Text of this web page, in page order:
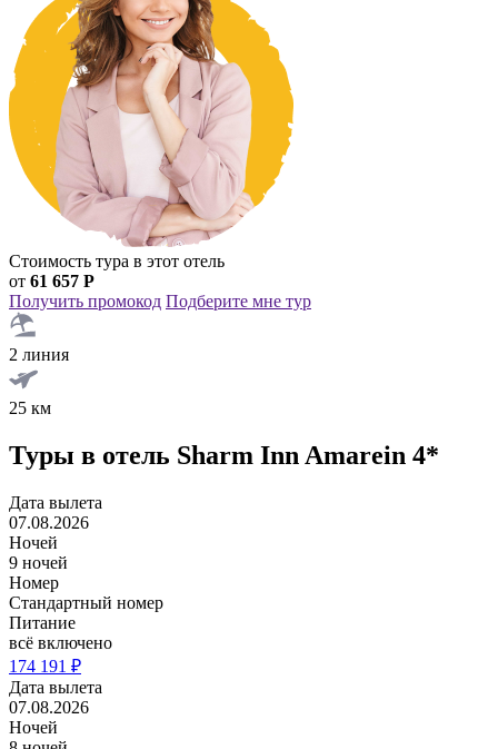
Стоимость тура в этот отель
от 61 657 Р
Получить промокод Подберите мне тур
2 линия
25 км
Туры в отель Sharm Inn Amarein 4*
Дата вылета
07.08.2026
Ночей
9 ночей
Номер
Стандартный номер
Питание
всё включено
174 191 ₽
Дата вылета
07.08.2026
Ночей